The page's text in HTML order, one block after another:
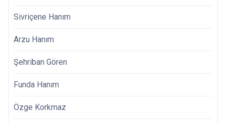
Sivriçene Hanım
Arzu Hanım
Şehriban Gören
Funda Hanım
Özge Korkmaz